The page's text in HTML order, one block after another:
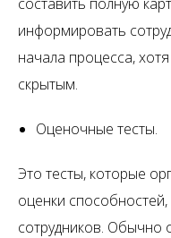
информировать
начала процесса,
скрытым.
Оценочные тесты.
Это тесты, которые
оценки
сотрудников. Обычно